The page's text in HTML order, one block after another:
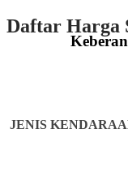
Daftar Harga
JENIS